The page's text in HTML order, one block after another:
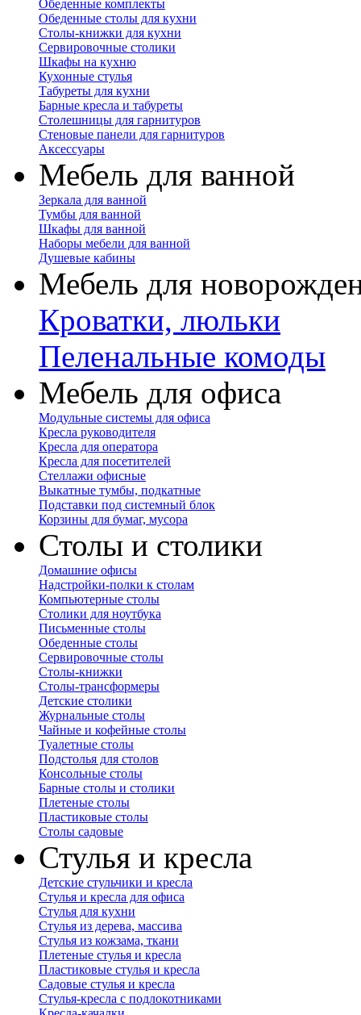
Обеденные комплекты
Обеденные столы для кухни
Столы-книжки для кухни
Сервировочные столики
Шкафы на кухню
Кухонные стулья
Табуреты для кухни
Барные кресла и табуреты
Столешницы для гарнитуров
Стеновые панели для гарнитуров
Аксессуары
Мебель для ванной
Зеркала для ванной
Тумбы для ванной
Шкафы для ванной
Наборы мебели для ванной
Душевые кабины
Мебель для
Кроватки, люльки
Пеленальные комоды
Мебель для офиса
Модульные системы для офиса
Кресла руководителя
Кресла для оператора
Кресла для посетителей
Стеллажи офисные
Выкатные тумбы, подкатные
Подставки под системный блок
Корзины для бумаг, мусора
Столы и столики
Домашние офисы
Надстройки-полки к столам
Компьютерные столы
Столики для ноутбука
Письменные столы
Обеденные столы
Сервировочные столы
Столы-книжки
Столы-трансформеры
Детские столики
Журнальные столы
Чайные и кофейные столы
Туалетные столы
Подстолья для столов
Консольные столы
Барные столы и столики
Плетеные столы
Пластиковые столы
Столы садовые
Стулья и кресла
Детские стульчики и кресла
Стулья и кресла для офиса
Стулья для кухни
Стулья из дерева, массива
Стулья из кожзама, ткани
Плетеные стулья и кресла
Пластиковые стулья и кресла
Садовые стулья и кресла
Стулья-кресла с подлокотниками